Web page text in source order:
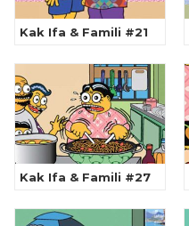
Kak Ifa & Famili #21
Kak Ifa & Famili #27